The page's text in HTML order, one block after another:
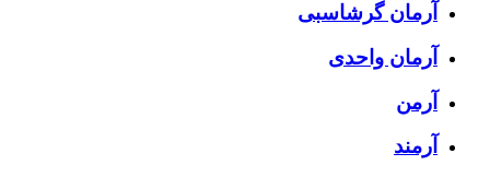
آرمان گرشاسبی
آرمان واحدی
آرمن
آرمند